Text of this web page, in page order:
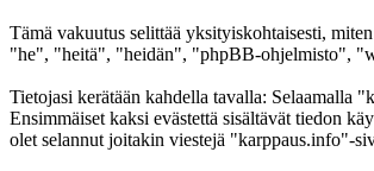
Tämä vakuutus selittää yksityiskohtaisesti,
"he", "heitä", "heidän", "phpBB-ohjelmisto",
Tietojasi kerätään kahdella tavalla: Selaamalla
Ensimmäiset kaksi evästettä sisältävät tiedon
olet selannut joitakin viestejä "karppaus.info"-